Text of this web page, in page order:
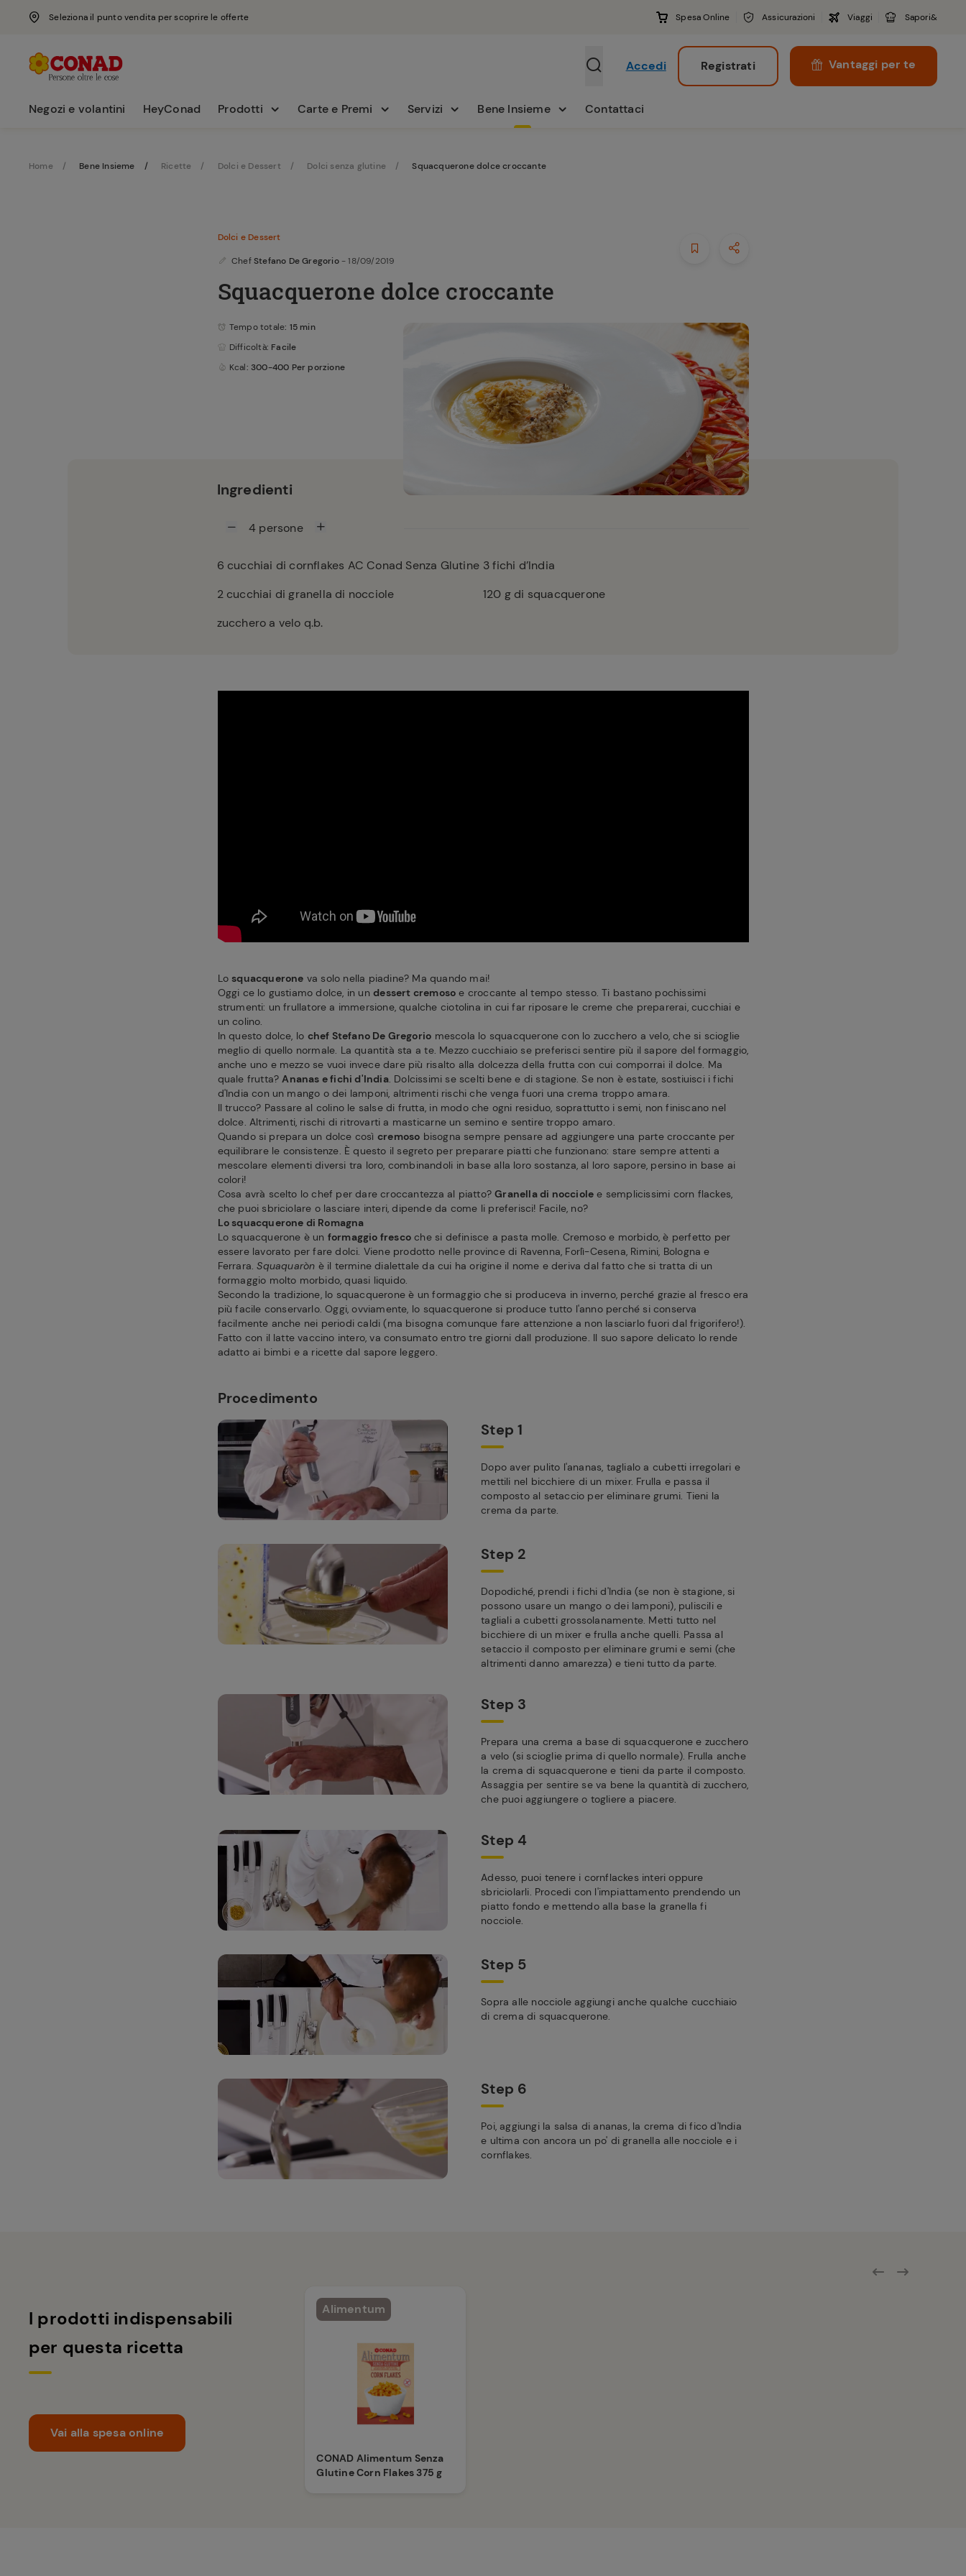
Seleziona il punto vendita per scoprire le offerte Spesa Online Assicurazioni Viaggi Sapori&
Accedi Registrati Vantaggi per te
Negozi e volantini HeyConad Prodotti Carte e Premi Servizi Bene Insieme Contattaci
Home Bene Insieme Ricette Dolci e Dessert Dolci senza glutine Squacquerone dolce croccante
Dolci e Dessert
Chef Stefano De Gregorio - 18/09/2019
Squacquerone dolce croccante
Tempo totale: 15 min
Difficoltà: Facile
Kcal: 300-400 Per porzione
Ingredienti
4 persone
6 cucchiai di cornflakes AC Conad Senza Glutine 3fichi d’India
2cucchiai di granella di nocciole 120 g di squacquerone
zucchero a velo q.b.
Lo squacquerone va solo nella piadine? Ma quando mai!
Oggi ce lo gustiamo dolce, in undessert cremoso e croccante al tempo stesso. Ti bastano pochissimi
strumenti: un frullatore a immersione, qualche ciotolina in cui far riposare le creme che preparerai, cucchiai e
un colino.
In questo dolce, lo chef Stefano De Gregorio mescola lo squacquerone con lo zucchero a velo, che si scioglie
meglio di quello normale. La quantità sta a te. Mezzo cucchiaio se preferisci sentire più il sapore del formaggio,
anche uno e mezzo se vuoi invece dare più risalto alla dolcezza della frutta con cui comporrai il dolce. Ma
quale frutta?Ananas e fichi d'India. Dolcissimi se scelti bene e di stagione. Se non è estate, sostiuisci i fichi
d'India con un mango o dei lamponi, altrimenti rischi che venga fuori una crema troppo amara.
Il trucco? Passare al colino le salse di frutta, in modo che ogni residuo, soprattutto i semi, non finiscano nel
dolce. Altrimenti, rischi di ritrovarti a masticarne un semino e sentire troppo amaro.
Quando si prepara un dolce così cremoso bisogna sempre pensare ad aggiungere una parte croccante per
equilibrare le consistenze. È questo il segreto per preparare piatti che funzionano: stare sempre attenti a
mescolare elementi diversi tra loro, combinandoli in base alla loro sostanza, al loro sapore, persino in base ai
colori!
Cosa avrà scelto lo chef per dare croccantezza al piatto?Granella di nocciole e semplicissimi corn flackes,
che puoi sbriciolare o lasciare interi, dipende da come li preferisci! Facile, no?
Lo squacquerone di Romagna
Lo squacquerone è un formaggio frescoche si definisce a pasta molle. Cremoso e morbido, è perfetto per
essere lavorato per fare dolci. Viene prodotto nelle province di Ravenna, Forlì-Cesena, Rimini, Bologna e
Ferrara.Squaquaròn è il termine dialettale da cui ha origine il nome e deriva dal fatto che si tratta di un
formaggio molto morbido, quasi liquido.
Secondo la tradizione, lo squacquerone è un formaggio che si produceva in inverno, perché grazie al fresco era
più facile conservarlo. Oggi, ovviamente, lo squacquerone si produce tutto l'anno perché si conserva
facilmente anche nei periodi caldi (ma bisogna comunque fare attenzione a non lasciarlo fuori dal frigorifero!).
Fatto con il latte vaccino intero, va consumato entro tre giorni dall produzione. Il suo sapore delicato lo rende
adatto ai bimbi e a ricette dal sapore leggero.
Procedimento
Step 1
Dopo aver pulito l'ananas, taglialo a cubetti irregolari e
mettili nel bicchiere di un mixer. Frulla e passa il
composto al setaccio per eliminare grumi. Tieni la
crema da parte.
Step 2
Dopodiché, prendi i fichi d'India (se non è stagione, si
possono usare un mango o dei lamponi), puliscili e
tagliali a cubetti grossolanamente. Metti tutto nel
bicchiere di un mixer e frulla anche quelli. Passa al
setaccio il composto per eliminare grumi e semi (che
altrimenti danno amarezza) e tieni tutto da parte.
Step 3
Prepara una crema a base di squacquerone e zucchero
a velo (si scioglie prima di quello normale). Frulla anche
la crema di squacquerone e tieni da parte il composto.
Assaggia per sentire se va bene la quantità di zucchero,
che puoi aggiungere o togliere a piacere.
Step 4
Adesso, puoi tenere i cornflackes interi oppure
sbriciolarli. Procedi con l'impiattamento prendendo un
piatto fondo e mettendo alla base la granella fi
nocciole.
Step 5
Sopra alle nocciole aggiungi anche qualche cucchiaio
di crema di squacquerone.
Step 6
Poi, aggiungi la salsa di ananas, la crema di fico d'India
e ultima con ancora un po' di granella alle nocciole e i
cornflakes.
I prodotti indispensabili
per questa ricetta
Vai alla spesa online
Alimentum
CONAD Alimentum Senza
Glutine Corn Flakes 375 g